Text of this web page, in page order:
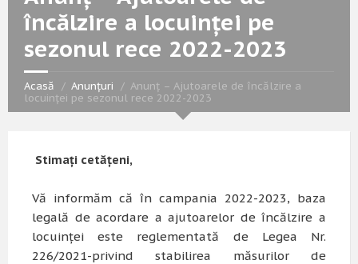
încălzire a locuinței pe
sezonul rece 2022-2023
Acasă Anunțuri
Anunț – Ajutoarele de încălzire a
locuinței pe sezonul rece 2022-2023
Stimați cetățeni,
Vă informăm că în campania 2022-2023, baza
legală de acordare a ajutoarelor de încălzire a
locuinței este reglementată de Legea Nr.
226/2021-privind stabilirea măsurilor de